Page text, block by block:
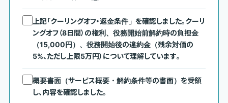
上記「クーリングオフ・返金条件」を確認しました。クーリ
ングオフ（8日間）の権利、役務開始前解約時の負担金
（15,000円）、役務開始後の違約金（残余対価の
5%、ただし上限5万円）について理解しています。
概要書面（サービス概要・解約条件等の書面）を受領
し、内容を確認しました。